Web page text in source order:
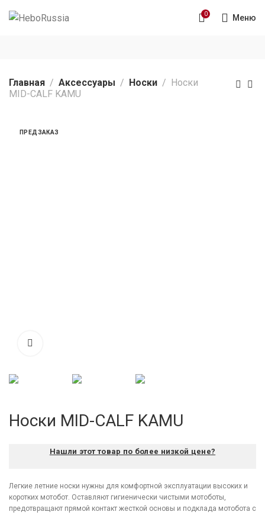
0 Меню
Главная Аксессуары Носки
Носки
MID-CALF KAMU
ПРЕДЗАКАЗ
Носки MID-CALF KAMU
Нашли этот товар по более низкой цене?
Легкие летние носки нужны для комфортной эксплуатации высоких и
коротких мотобот. Оставляют гигиенически чистыми мотоботы,
предотвращают прямой контакт жесткой основы и подклада мотобота с